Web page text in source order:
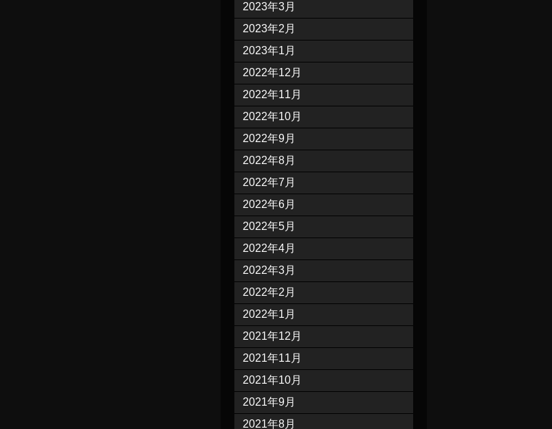
2023年3月
2023年2月
2023年1月
2022年12月
2022年11月
2022年10月
2022年9月
2022年8月
2022年7月
2022年6月
2022年5月
2022年4月
2022年3月
2022年2月
2022年1月
2021年12月
2021年11月
2021年10月
2021年9月
2021年8月